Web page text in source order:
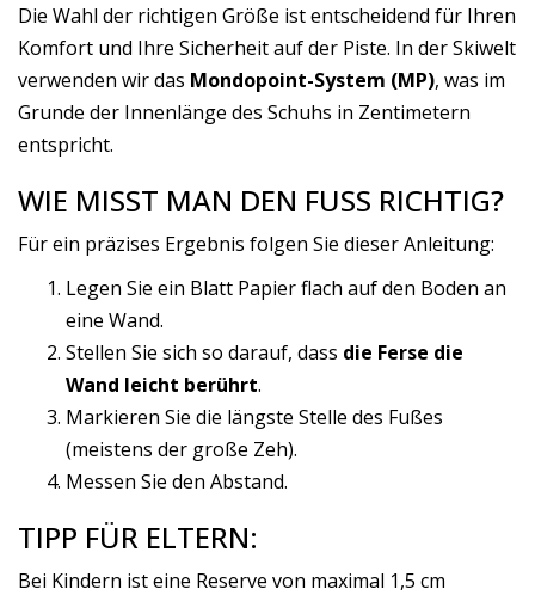
Die Wahl der richtigen Größe ist entscheidend für Ihren
Komfort und Ihre Sicherheit auf der Piste. In der Skiwelt
verwenden wir das Mondopoint-System (MP), was im
Grunde der Innenlänge des Schuhs in Zentimetern
entspricht.
WIE MISST MAN DEN FUSS RICHTIG?
Für ein präzises Ergebnis folgen Sie dieser Anleitung:
Legen Sie ein Blatt Papier flach auf den Boden an
eine Wand.
Stellen Sie sich so darauf, dass die Ferse die
Wand leicht berührt.
Markieren Sie die längste Stelle des Fußes
(meistens der große Zeh).
Messen Sie den Abstand.
TIPP FÜR ELTERN:
Bei Kindern ist eine Reserve von maximal 1,5 cm